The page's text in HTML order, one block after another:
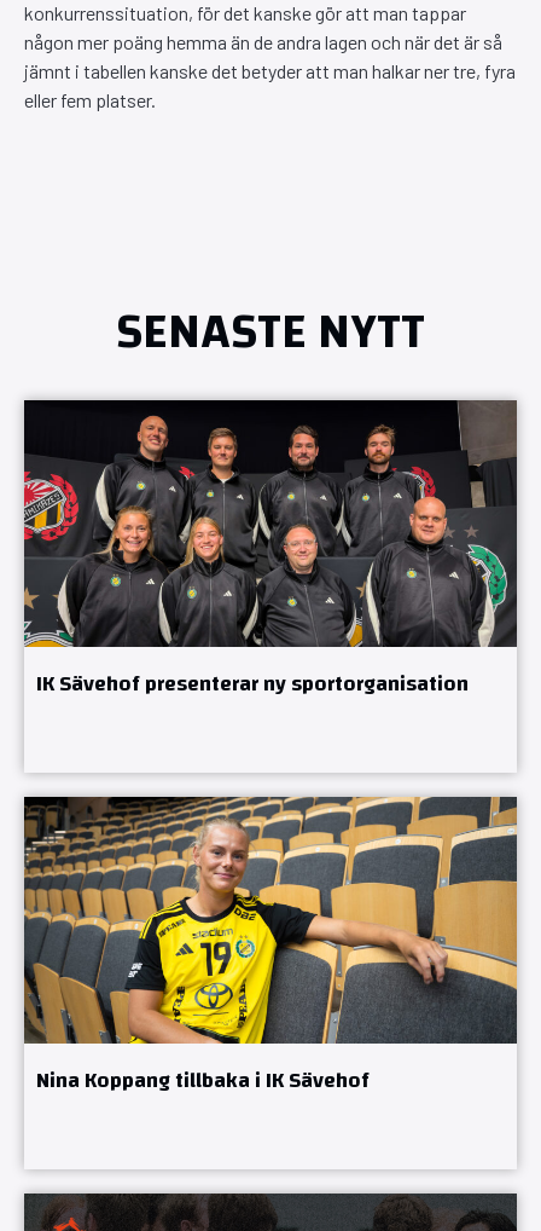
konkurrenssituation, för det kanske gör att man tappar
någon mer poäng hemma än de andra lagen och när det är så
jämnt i tabellen kanske det betyder att man halkar ner tre, fyra
eller fem platser.
SENASTE NYTT
IK Sävehof presenterar ny sportorganisation
Nina Koppang tillbaka i IK Sävehof